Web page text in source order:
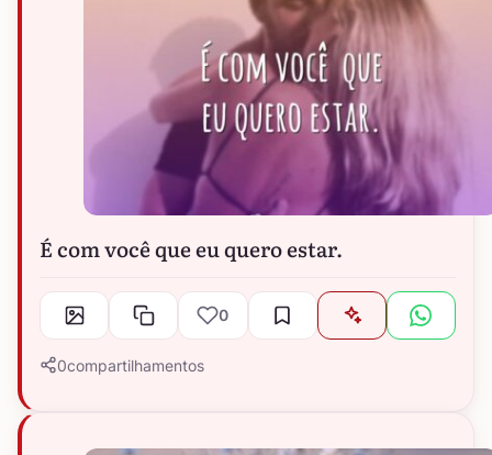
É com você que eu quero estar.
0
0compartilhamentos